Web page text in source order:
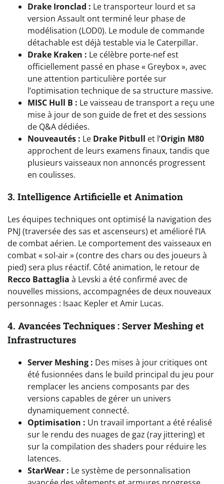
Drake Ironclad : Le transporteur lourd et sa
version Assault ont terminé leur phase de
modélisation (LOD0). Le module de commande
détachable est déjà testable via le Caterpillar.
Drake Kraken : Le célèbre porte-nef est
officiellement passé en phase « Greybox », avec
une attention particulière portée sur
l’optimisation technique de sa structure massive.
MISC Hull B : Le vaisseau de transport a reçu une
mise à jour de son guide de fret et des sessions
de Q&A dédiées.
Nouveautés : Le Drake Pitbull et l’Origin M80
approchent de leurs examens finaux, tandis que
plusieurs vaisseaux non annoncés progressent
en coulisses.
3. Intelligence Artificielle et Animation
Les équipes techniques ont optimisé la navigation des
PNJ (traversée des sas et ascenseurs) et amélioré l’IA
de combat aérien. Le comportement des vaisseaux en
combat « sol-air » (contre des chars ou des joueurs à
pied) sera plus réactif. Côté animation, le retour de
Recco Battaglia à Levski a été confirmé avec de
nouvelles missions, accompagnées de deux nouveaux
personnages : Isaac Kepler et Amir Lucas.
4. Avancées Techniques : Server Meshing et
Infrastructures
Server Meshing : Des mises à jour critiques ont
été fusionnées dans le build principal du jeu pour
remplacer les anciens composants par des
versions capables de gérer un univers
dynamiquement connecté.
Optimisation : Un travail important a été réalisé
sur le rendu des nuages de gaz (ray jittering) et
sur la compilation des shaders pour réduire les
latences.
StarWear : Le système de personnalisation